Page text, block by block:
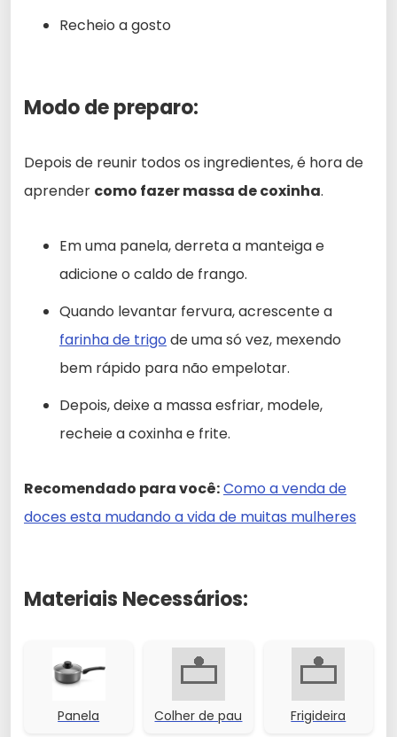
Recheio a gosto
Modo de preparo:
Depois de reunir todos os ingredientes, é hora de
aprender como fazer massa de coxinha.
Em uma panela, derreta a manteiga e
adicione o caldo de frango.
Quando levantar fervura, acrescente a
farinha de trigo de uma só vez, mexendo
bem rápido para não empelotar.
Depois, deixe a massa esfriar, modele,
recheie a coxinha e frite.
Recomendado para você:Como a venda de
doces esta mudando a vida de muitas mulheres
Materiais Necessários:
Panela Colher de pau Frigideira